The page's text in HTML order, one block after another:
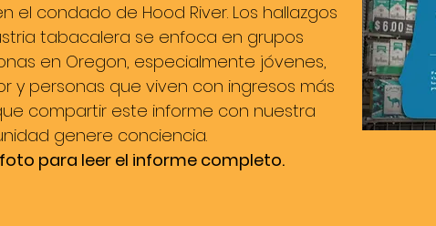
el condado de Hood River. Los hallazgos
tabacalera se enfoca en grupos
en Oregon, especialmente jóvenes,
y personas que viven con ingresos más
compartir este informe con nuestra
genere conciencia.
para leer el informe completo.